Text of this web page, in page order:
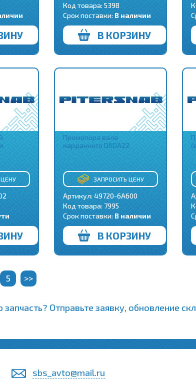
Код товара: 5398
Срок поставки: В наличии
В КОРЗИНУ
Промопора вала
карданного D6DA22
ЗАПРОСИТЬ ЦЕНУ
Артикул: 49720-6A600
Код товара: 7995
Срок поставки: В наличии
В КОРЗИНУ
5 >>
Отправьте заявку, обновление
sbs_avto@mail.ru